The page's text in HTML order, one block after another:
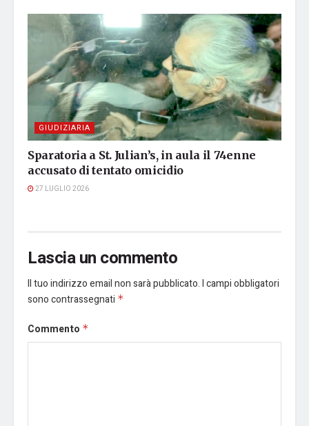
GIUDIZIARIA
Sparatoria a St. Julian’s, in aula il 74enne
accusato di tentato omicidio
27 LUGLIO 2026
Lascia un commento
Il tuo indirizzo email non sarà pubblicato.I campi obbligatori
sono contrassegnati *
Commento *